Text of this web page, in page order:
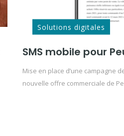
Solutions digitales
SMS mobile pour
Mise en place d’une campagne
nouvelle offre commerciale de